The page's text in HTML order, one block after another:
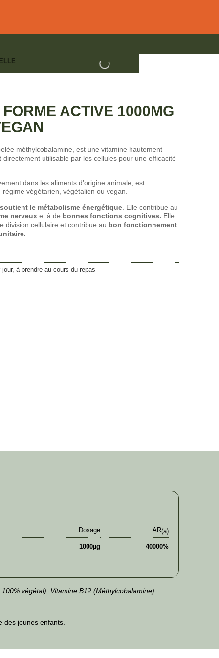
ACTIVE 1000ΜG
méthylcobalamine, est une vitamine hautement
directement utilisable par les cellules pour une efficacité
dans les aliments d’origine animale, est
végétarien, végétalien ou vegan.
le métabolisme énergétique. Elle contribue au
nerveux et à de bonnes fonctions cognitives. Elle
division cellulaire et contribue au bon fonctionnement
à prendre au cours du repas
Dosage AR(a)
1000µg 40000%
végétal), Vitamine B12 (Méthylcobalamine).
des jeunes enfants.